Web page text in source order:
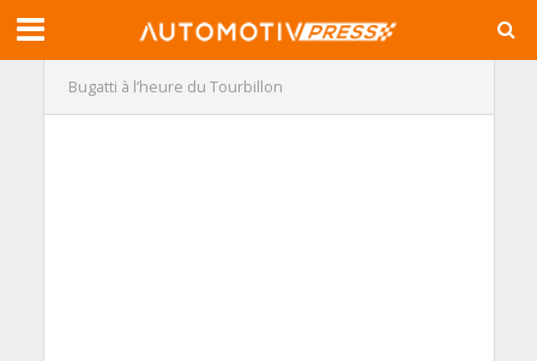
Bugatti à l’heure du Tourbillon